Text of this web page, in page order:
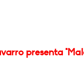
presenta